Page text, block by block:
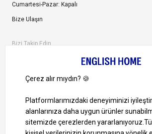
Cumartesi-Pazar: Kapalı
Bize Ulaşın
Bizi Takip Edin
1000 TL ve Üzeri Alışverişlerinizde Kargo Bedava!